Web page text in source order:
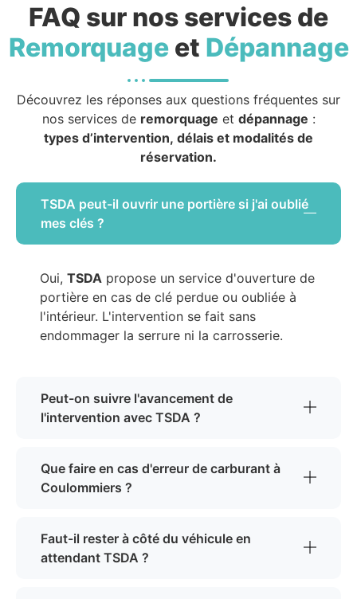
FAQ sur nos services de
Remorquageet Dépannage
Découvrez les réponses aux questions fréquentes sur
nos services de remorquage et dépannage :
types d’intervention, délais et modalités de
réservation.
TSDA peut-il ouvrir une portière si j'ai oublié
mes clés ?
Oui, TSDA propose un service d'ouverture de
portière en cas de clé perdue ou oubliée à
l'intérieur. L'intervention se fait sans
endommager la serrure ni la carrosserie.
Peut-on suivre l'avancement de
l'intervention avec TSDA ?
Que faire en cas d'erreur de carburant à
Coulommiers ?
Faut-il rester à côté du véhicule en
attendant TSDA ?